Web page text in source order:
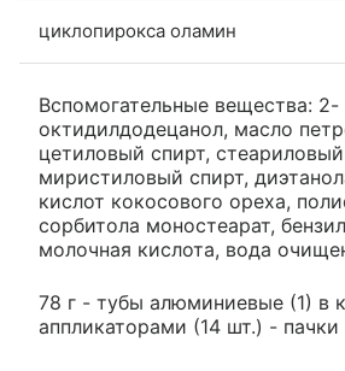
циклопирокса оламин
Вспомогательные вещества: 2-
октидилдодецанол, масло
цетиловый спирт,
миристиловый спирт,
кислот кокосового ореха,
сорбитола моностеарат,
молочная кислота, вода
78 г - тубы алюминиевые (1) в
аппликаторами (14 шт.) - пачки